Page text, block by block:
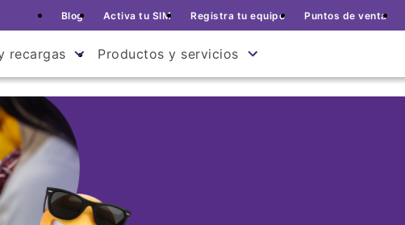
Blog Activa tu SIM Registra tu equipo Puntos de venta
recargas Productos y servicios